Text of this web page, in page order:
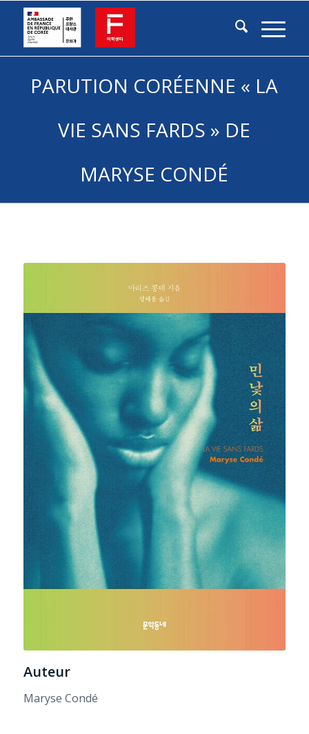
PARUTION CORÉENNE « LA
VIE SANS FARDS » DE
MARYSE CONDÉ
Auteur
Maryse Condé